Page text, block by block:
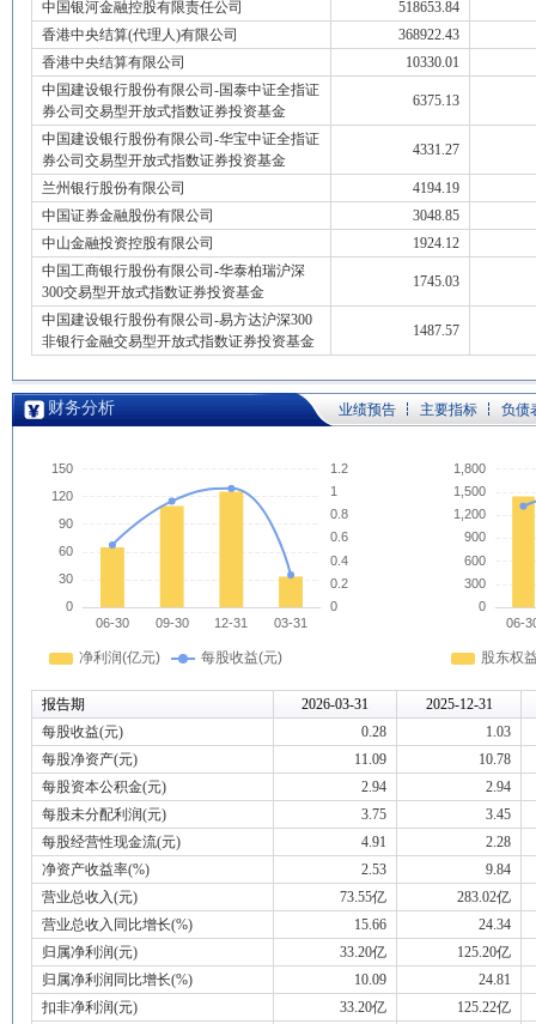
中国银河金融控股有限责任公司
518653.84
香港中央结算(代理人)有限公司
368922.43
香港中央结算有限公司
10330.01
中国建设银行股份有限公司-国泰中证全指证
券公司交易型开放式指数证券投资基金
6375.13
中国建设银行股份有限公司-华宝中证全指证
券公司交易型开放式指数证券投资基金
4331.27
兰州银行股份有限公司
4194.19
中国证券金融股份有限公司
3048.85
中山金融投资控股有限公司
1924.12
中国工商银行股份有限公司-华泰柏瑞沪深
300交易型开放式指数证券投资基金
1745.03
中国建设银行股份有限公司-易方达沪深300
非银行金融交易型开放式指数证券投资基金
1487.57
财务分析 业绩预告 主要指标 负债
报告期 2026-03-31
2025-12-31
每股收益(元)
0.28
1.03
每股净资产(元)
11.09
10.78
每股资本公积金(元)
2.94
2.94
每股未分配利润(元)
3.75
3.45
每股经营性现金流(元)
4.91
2.28
净资产收益率(%)
2.53
9.84
营业总收入(元)
73.55亿
283.02亿
营业总收入同比增长(%)
15.66
24.34
归属净利润(元)
33.20亿
125.20亿
归属净利润同比增长(%)
10.09
24.81
扣非净利润(元)
33.20亿
125.22亿